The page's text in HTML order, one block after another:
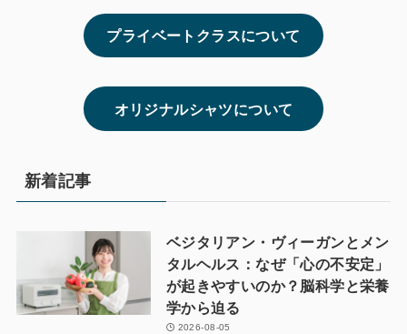
プライベートクラスについて
オリジナルシャツについて
新着記事
ベジタリアン・ヴィーガンとメン
タルヘルス：なぜ「心の不安定」
が起きやすいのか？脳科学と栄養
学から迫る
2026-08-05